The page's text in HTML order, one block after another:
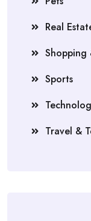
Real
Shopping
Sports
Travel &